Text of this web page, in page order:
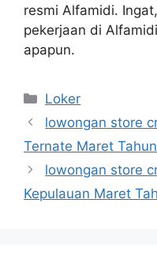
resmi Alfamidi.
pekerjaan di
apapun.
Kategori
Loker
lowongan store
Ternate Maret
lowongan store
Kepulauan Maret